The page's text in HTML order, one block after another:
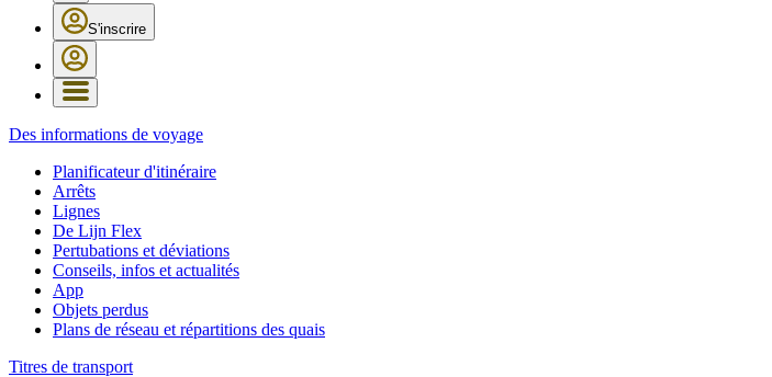
S'inscrire
Des informations de voyage
Planificateur d'itinéraire
Arrêts
Lignes
De Lijn Flex
Pertubations et déviations
Conseils, infos et actualités
App
Objets perdus
Plans de réseau et répartitions des quais
Titres de transport